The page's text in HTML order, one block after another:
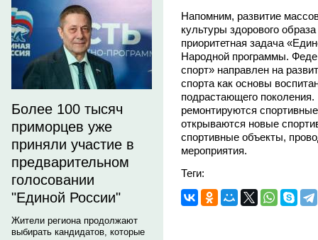
Более 100 тысяч
приморцев уже
приняли участие в
предварительном
голосовании
"Единой России"
Жители региона продолжают
выбирать кандидатов, которые
Напомним, развитие
культуры здорового
приоритетная задача
Народной программы.
спорт» направлен на
спорта как основы
подрастающего
ремонтируются
открываются новые
спортивные объекты,
мероприятия.
Теги: